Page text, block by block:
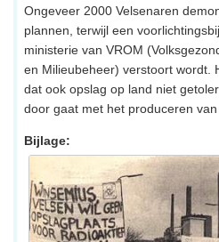
Ongeveer 2000 Velsenaren
plannen, terwijl een
ministerie van VROM
en Milieubeheer) verstoort wordt.
dat ook opslag op land niet
door gaat met het produceren
Bijlage: